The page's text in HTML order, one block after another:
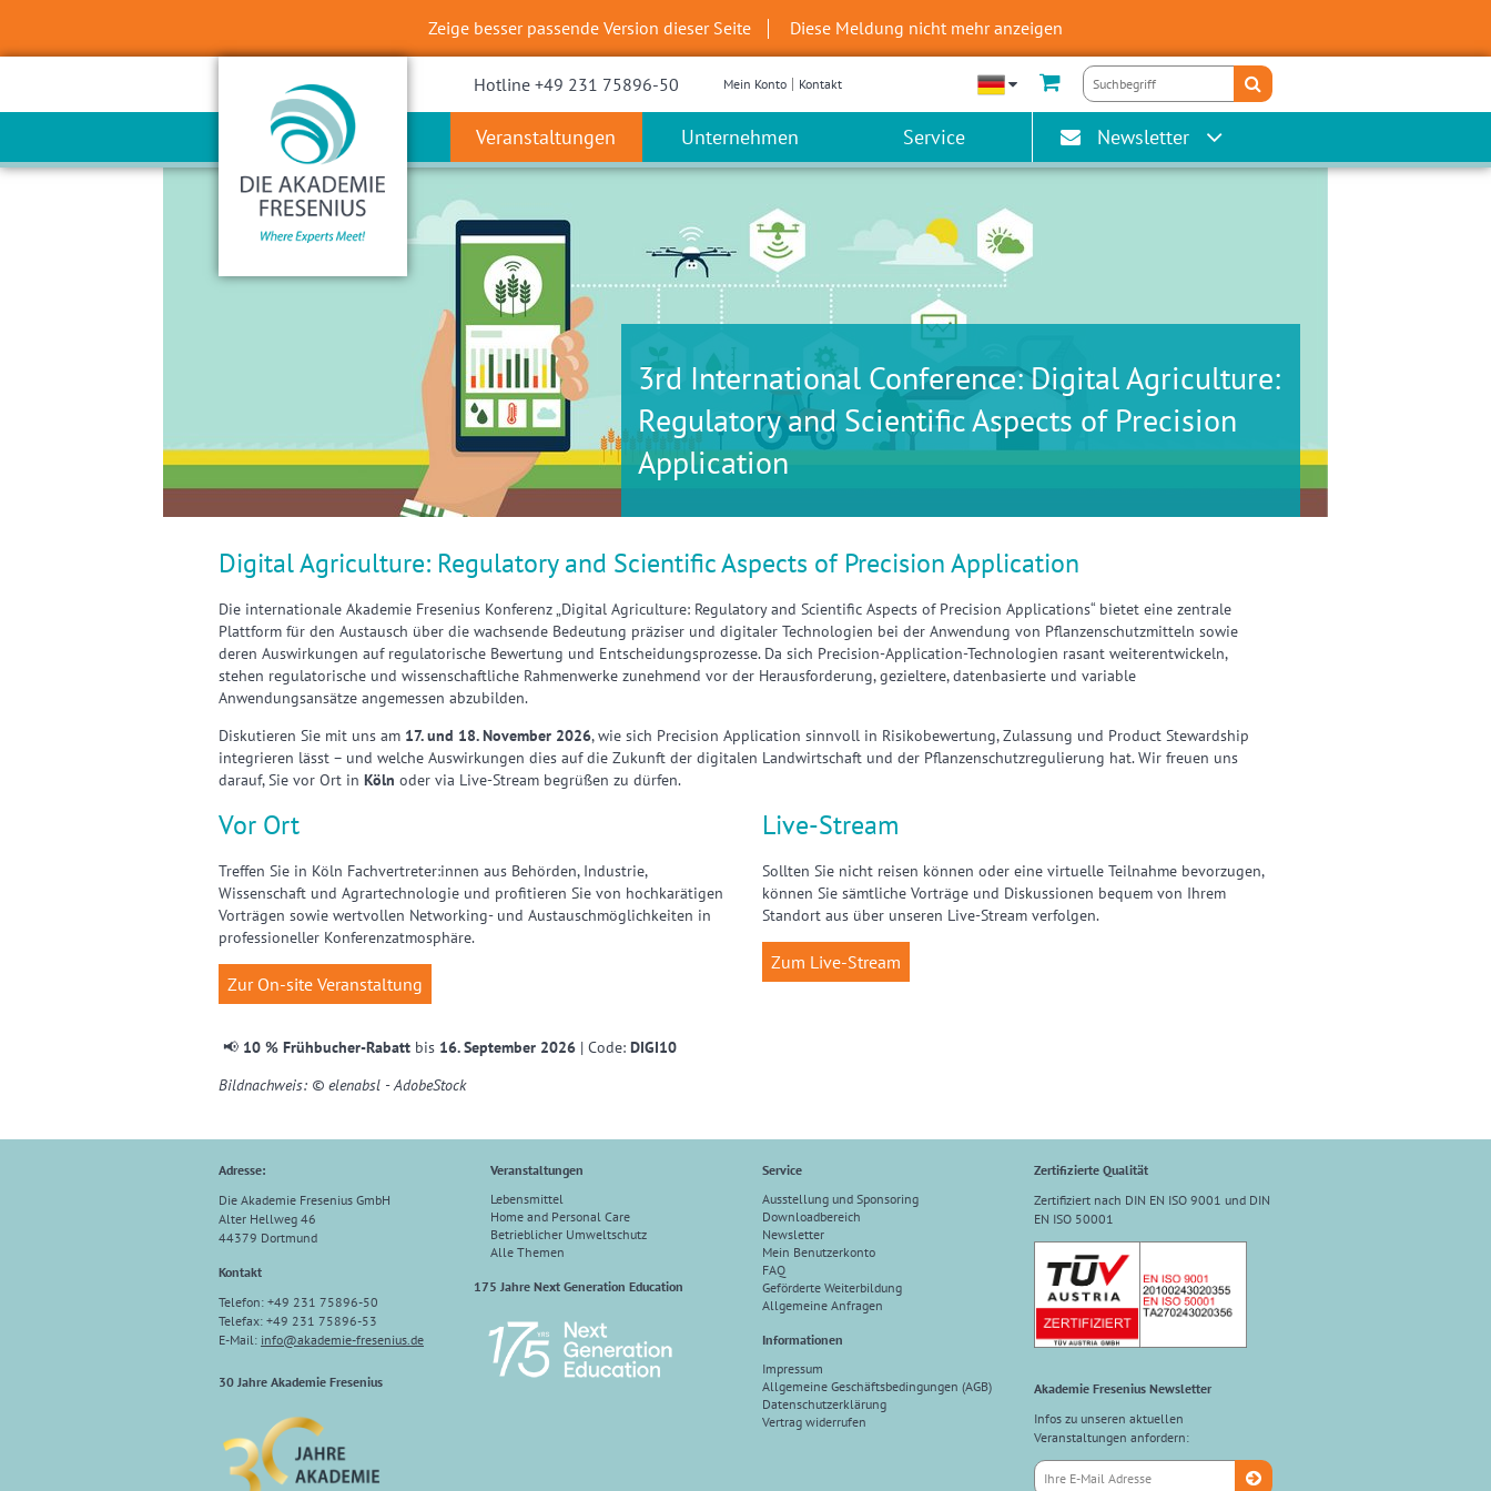
Zeige besser passende Version dieser Seite Diese Meldung nicht mehr anzeigen
Hotline +49 231 75896-50 Mein Konto Kontakt
Veranstaltungen Unternehmen Service Newsletter
3rd International Conference: Digital Agriculture:
Regulatory and Scientific Aspects of Precision
Application
Digital Agriculture: Regulatory and Scientific Aspects of Precision Application
Die internationale Akademie Fresenius Konferenz „Digital Agriculture: Regulatory and Scientific Aspects of Precision Applications“ bietet eine zentrale
Plattform für den Austausch über die wachsende Bedeutung präziser und digitaler Technologien bei der Anwendung von Pflanzenschutzmitteln sowie
deren Auswirkungen auf regulatorische Bewertung und Entscheidungsprozesse. Da sich Precision-Application-Technologien rasant weiterentwickeln,
stehen regulatorische und wissenschaftliche Rahmenwerke zunehmend vor der Herausforderung, gezieltere, datenbasierte und variable
Anwendungsansätze angemessen abzubilden.
Diskutieren Sie mit uns am 17. und 18. November 2026, wie sich Precision Application sinnvoll in Risikobewertung, Zulassung und Product Stewardship
integrieren lässt – und welche Auswirkungen dies auf die Zukunft der digitalen Landwirtschaft und der Pflanzenschutzregulierung hat. Wir freuen uns
darauf, Sie vor Ort in Köln oder via Live-Stream begrüßen zu dürfen.
Vor Ort
Treffen Sie in Köln Fachvertreter:innen aus Behörden, Industrie,
Wissenschaft und Agrartechnologie und profitieren Sie von hochkarätigen
Vorträgen sowie wertvollen Networking- und Austauschmöglichkeiten in
professioneller Konferenzatmosphäre.
Zur On-site Veranstaltung
Live-Stream
Sollten Sie nicht reisen können oder eine virtuelle Teilnahme bevorzugen,
können Sie sämtliche Vorträge und Diskussionen bequem von Ihrem
Standort aus über unseren Live-Stream verfolgen.
Zum Live-Stream
📢 10 % Frühbucher-Rabatt bis 16. September 2026 | Code: DIGI10
Bildnachweis: © elenabsl - AdobeStock
Adresse:
Die Akademie Fresenius GmbH
Alter Hellweg 46
44379 Dortmund
Kontakt
Telefon: +49 231 75896-50
Telefax: +49 231 75896-53
E-Mail: info@akademie-fresenius.de
30 Jahre Akademie Fresenius
Veranstaltungen
Lebensmittel
Home and Personal Care
Betrieblicher Umweltschutz
Alle Themen
175 Jahre Next Generation Education
Service
Ausstellung und Sponsoring
Downloadbereich
Newsletter
Mein Benutzerkonto
FAQ
Geförderte Weiterbildung
Allgemeine Anfragen
Informationen
Impressum
Allgemeine Geschäftsbedingungen (AGB)
Datenschutzerklärung
Vertrag widerrufen
Zertifizierte Qualität
Zertifiziert nach DIN EN ISO 9001 und DIN
EN ISO 50001
Akademie Fresenius Newsletter
Infos zu unseren aktuellen
Veranstaltungen anfordern: